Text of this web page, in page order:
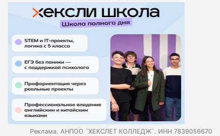
Реклама. АНПОО `ХЕКСЛЕТ КОЛЛЕДЖ`. ИНН 7839056670